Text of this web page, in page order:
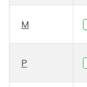
M
P